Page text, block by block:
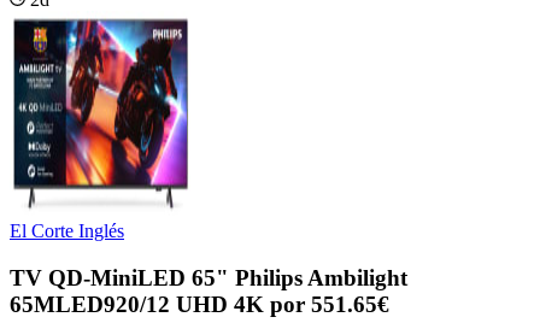
El Corte Inglés
TV QD-MiniLED 65" Philips Ambilight
65MLED920/12 UHD 4K por 551.65€